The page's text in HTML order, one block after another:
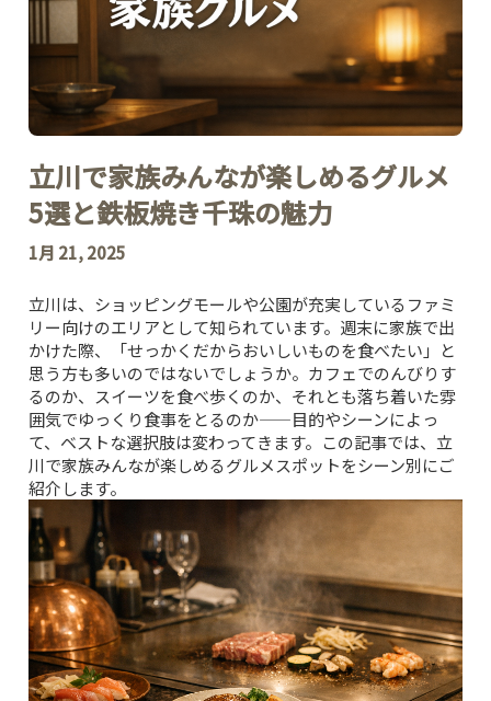
立川で家族みんなが楽しめるグルメ
5選と鉄板焼き千珠の魅力
1月 21, 2025
立川は、ショッピングモールや公園が充実しているファミ
リー向けのエリアとして知られています。週末に家族で出
かけた際、「せっかくだからおいしいものを食べたい」と
思う方も多いのではないでしょうか。カフェでのんびりす
るのか、スイーツを食べ歩くのか、それとも落ち着いた雰
囲気でゆっくり食事をとるのか——目的やシーンによっ
て、ベストな選択肢は変わってきます。この記事では、立
川で家族みんなが楽しめるグルメスポットをシーン別にご
紹介します。